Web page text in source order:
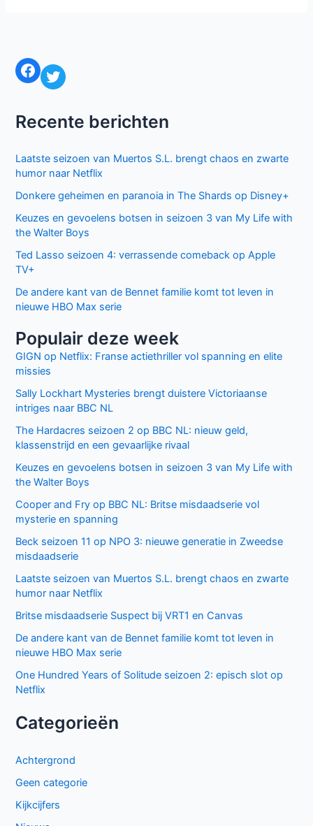
Facebook Twitter
Recente berichten
Laatste seizoen van Muertos S.L. brengt chaos en zwarte
humor naar Netflix
Donkere geheimen en paranoia in The Shards op Disney+
Keuzes en gevoelens botsen in seizoen 3 van My Life with
the Walter Boys
Ted Lasso seizoen 4: verrassende comeback op Apple
TV+
De andere kant van de Bennet familie komt tot leven in
nieuwe HBO Max serie
Populair deze week
GIGN op Netflix: Franse actiethriller vol spanning en elite
missies
Sally Lockhart Mysteries brengt duistere Victoriaanse
intriges naar BBC NL
The Hardacres seizoen 2 op BBC NL: nieuw geld,
klassenstrijd en een gevaarlijke rivaal
Keuzes en gevoelens botsen in seizoen 3 van My Life with
the Walter Boys
Cooper and Fry op BBC NL: Britse misdaadserie vol
mysterie en spanning
Beck seizoen 11 op NPO 3: nieuwe generatie in Zweedse
misdaadserie
Laatste seizoen van Muertos S.L. brengt chaos en zwarte
humor naar Netflix
Britse misdaadserie Suspect bij VRT1 en Canvas
De andere kant van de Bennet familie komt tot leven in
nieuwe HBO Max serie
One Hundred Years of Solitude seizoen 2: episch slot op
Netflix
Categorieën
Achtergrond
Geen categorie
Kijkcijfers